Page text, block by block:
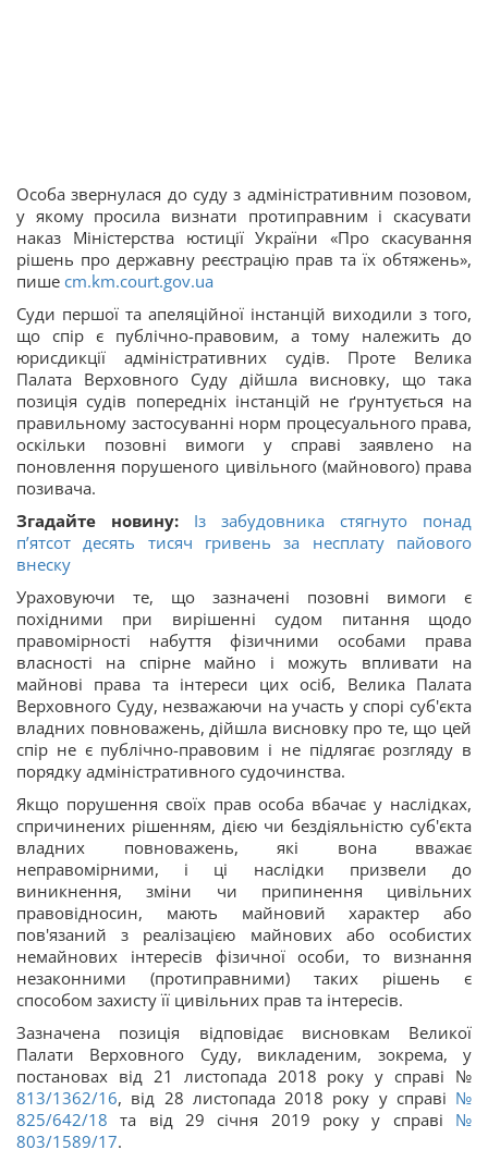
Особа звернулася до суду з адміністративним позовом,
у якому просила визнати протиправним і скасувати
наказ Міністерства юстиції України «Про скасування
рішень про державну реєстрацію прав та їх обтяжень»,
пише cm.km.court.gov.ua
Суди першої та апеляційної інстанцій виходили з того,
що спір є публічно-правовим, а тому належить до
юрисдикції адміністративних судів. Проте Велика
Палата Верховного Суду дійшла висновку, що така
позиція судів попередніх інстанцій не ґрунтується на
правильному застосуванні норм процесуального права,
оскільки позовні вимоги у справі заявлено на
поновлення порушеного цивільного (майнового) права
позивача.
Згадайте новину: Із забудовника стягнуто понад
п’ятсот десять тисяч гривень за несплату пайового
внеску
Ураховуючи те, що зазначені позовні вимоги є
похідними при вирішенні судом питання щодо
правомірності набуття фізичними особами права
власності на спірне майно і можуть впливати на
майнові права та інтереси цих осіб, Велика Палата
Верховного Суду, незважаючи на участь у спорі суб'єкта
владних повноважень, дійшла висновку про те, що цей
спір не є публічно-правовим і не підлягає розгляду в
порядку адміністративного судочинства.
Якщо порушення своїх прав особа вбачає у наслідках,
спричинених рішенням, дією чи бездіяльністю суб'єкта
владних повноважень, які вона вважає
неправомірними, і ці наслідки призвели до
виникнення, зміни чи припинення цивільних
правовідносин, мають майновий характер або
пов'язаний з реалізацією майнових або особистих
немайнових інтересів фізичної особи, то визнання
незаконними (протиправними) таких рішень є
способом захисту її цивільних прав та інтересів.
Зазначена позиція відповідає висновкам Великої
Палати Верховного Суду, викладеним, зокрема, у
постановах від 21 листопада 2018 року у справі №
813/1362/16, від 28 листопада 2018 року у справі №
825/642/18 та від 29 січня 2019 року у справі №
803/1589/17.